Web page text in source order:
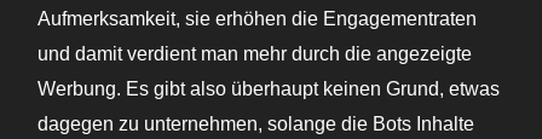
Aufmerksamkeit, sie erhöhen die Engagementraten
und damit verdient man mehr durch die angezeigte
Werbung. Es gibt also überhaupt keinen Grund, etwas
dagegen zu unternehmen, solange die Bots Inhalte